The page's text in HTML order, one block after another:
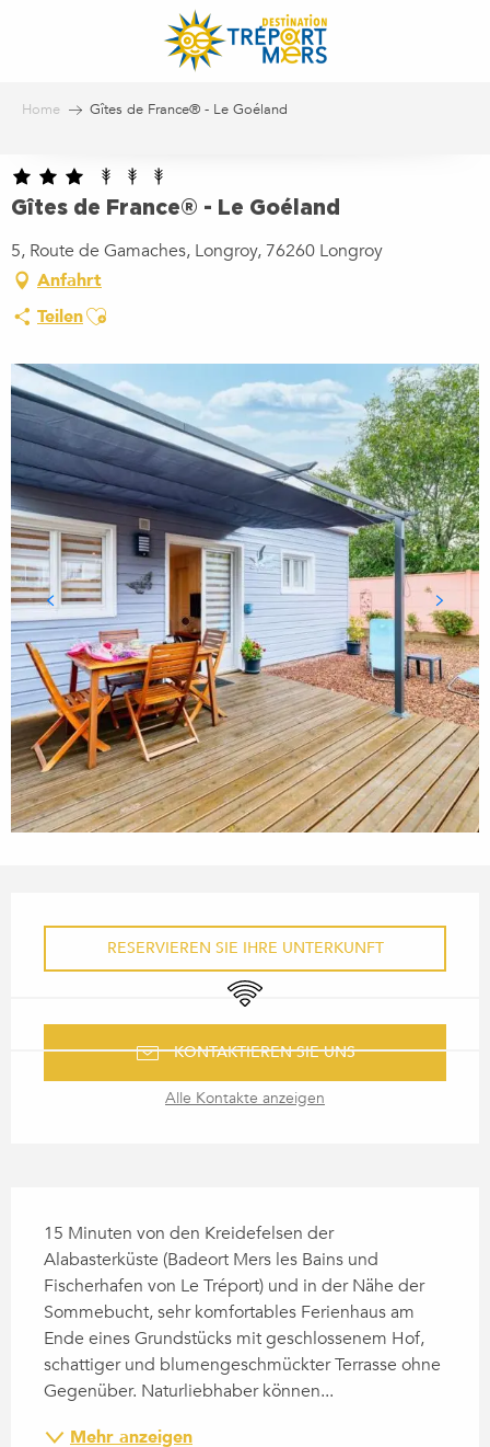
Home Gîtes de France® - Le Goéland
Gîtes de France® - Le Goéland
5, Route de Gamaches, Longroy, 76260 Longroy
Anfahrt
TeilenAjouter aux favoris
RESERVIEREN SIE IHRE UNTERKUNFT
Wi-Fi
KONTAKTIEREN SIE UNS
Alle Kontakte anzeigen
15 Minuten von den Kreidefelsen der
Alabasterküste (Badeort Mers les Bains und
Fischerhafen von Le Tréport) und in der Nähe der
Sommebucht, sehr komfortables Ferienhaus am
Ende eines Grundstücks mit geschlossenem Hof,
schattiger und blumengeschmückter Terrasse ohne
Gegenüber. Naturliebhaber können...
Mehr anzeigen